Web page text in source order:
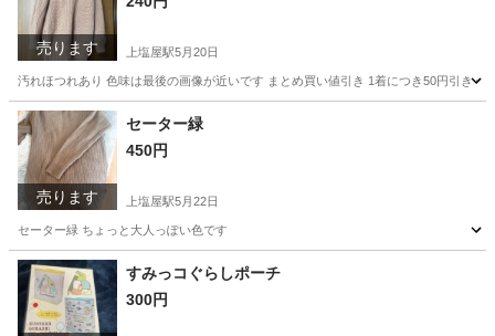
売ります 上塩屋駅5月20日
汚れほつれあり 色味は最後の画像が近いです まとめ買い値引き 1着につき50円引き
鹿児島 鹿児島市 上塩屋駅
売ります
セーター緑
450円
上塩屋駅5月22日
セーター緑 ちょっと大人っぽい色です
鹿児島 鹿児島市 上塩屋駅 服/ファッション
すみっコぐらしポーチ
300円